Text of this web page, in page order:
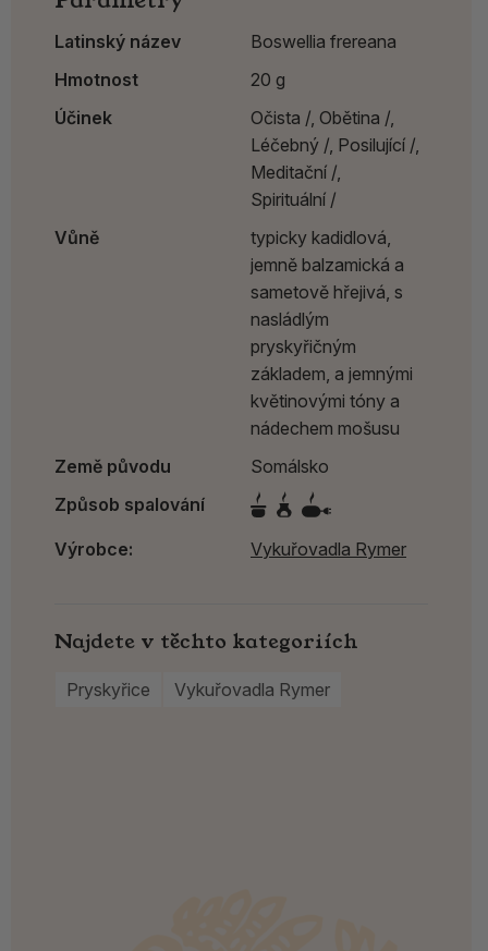
Latinský název
Boswellia frereana
Hmotnost
20 g
Účinek
Očista /, Obětina /,
Léčebný /, Posilující /,
Meditační /,
Spirituální /
Vůně
typicky kadidlová,
jemně balzamická a
sametově hřejivá, s
nasládlým
pryskyřičným
základem, a jemnými
květinovými tóny a
nádechem mošusu
Země původu
Somálsko
Způsob spalování
Výrobce: Vykuřovadla Rymer
Najdete v těchto kategoriích
Pryskyřice Vykuřovadla Rymer